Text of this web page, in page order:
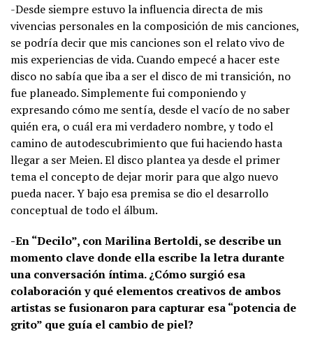
-Desde siempre estuvo la influencia directa de mis
vivencias personales en la composición de mis canciones,
se podría decir que mis canciones son el relato vivo de
mis experiencias de vida. Cuando empecé a hacer este
disco no sabía que iba a ser el disco de mi transición, no
fue planeado. Simplemente fui componiendo y
expresando cómo me sentía, desde el vacío de no saber
quién era, o cuál era mi verdadero nombre, y todo el
camino de autodescubrimiento que fui haciendo hasta
llegar a ser Meien. El disco plantea ya desde el primer
tema el concepto de dejar morir para que algo nuevo
pueda nacer. Y bajo esa premisa se dio el desarrollo
conceptual de todo el álbum.
-En “Decilo”, con Marilina Bertoldi, se describe un
momento clave donde ella escribe la letra durante
una conversación íntima. ¿Cómo surgió esa
colaboración y qué elementos creativos de ambos
artistas se fusionaron para capturar esa “potencia de
grito” que guía el cambio de piel?